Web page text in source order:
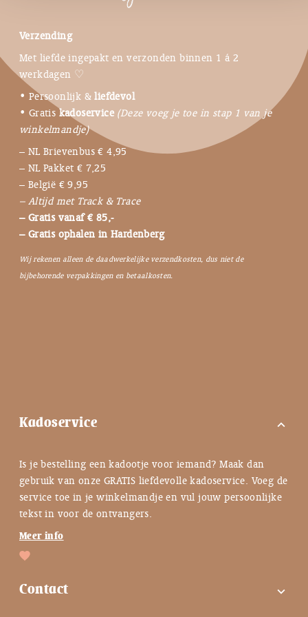
Verzending
Met liefde ingepakt en verzonden binnen 1 á 2
werkdagen ♡
• Persoonlijk &liefdevol
• Gratis kadoservice (Deze voeg je toe in stap 1 van je
winkelmandje)
– NL Brievenbus € 4,95
– NL Pakket € 7,25
– België € 9,95
– Altijd met Track & Trace
– Gratis vanaf € 85,-
– Gratis ophalen in Hardenberg
Wij rekenen alleen de daadwerkelijke verzendkosten, dus niet de
bijbehorende verpakkingen en betaalkosten.
Kadoservice expand_more
Is je bestelling een kadootje voor iemand? Maak dan
gebruik van onze GRATIS liefdevolle kadoservice. Voeg de
service toe in je winkelmandje en vul jouw persoonlijke
tekst in voor de ontvangers.
Meer info
Contact expand_more